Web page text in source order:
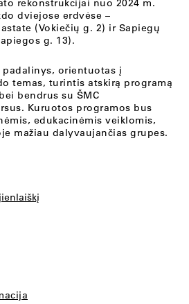
rekonstrukcijai nuo 2024 m.
dviejose erdvėse –
(Vokiečių g. 2) ir Sapiegų
g. 13).
padalinys, orientuotas į
temas, turintis atskirą programą
bendrus su ŠMC
Kuruotos programos bus
edukacinėmis veiklomis,
mažiau dalyvaujančias grupes.